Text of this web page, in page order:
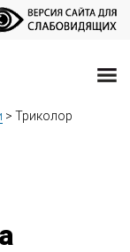
> Триколор